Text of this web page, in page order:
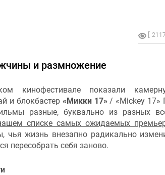
2117
и размножение
кинофестивале показали
и блокбастер «Микки 17» / «Mickey
разные, буквально из разных
списке самых ожидаемых
чья жизнь внезапно радикально
пересобрать себя заново.